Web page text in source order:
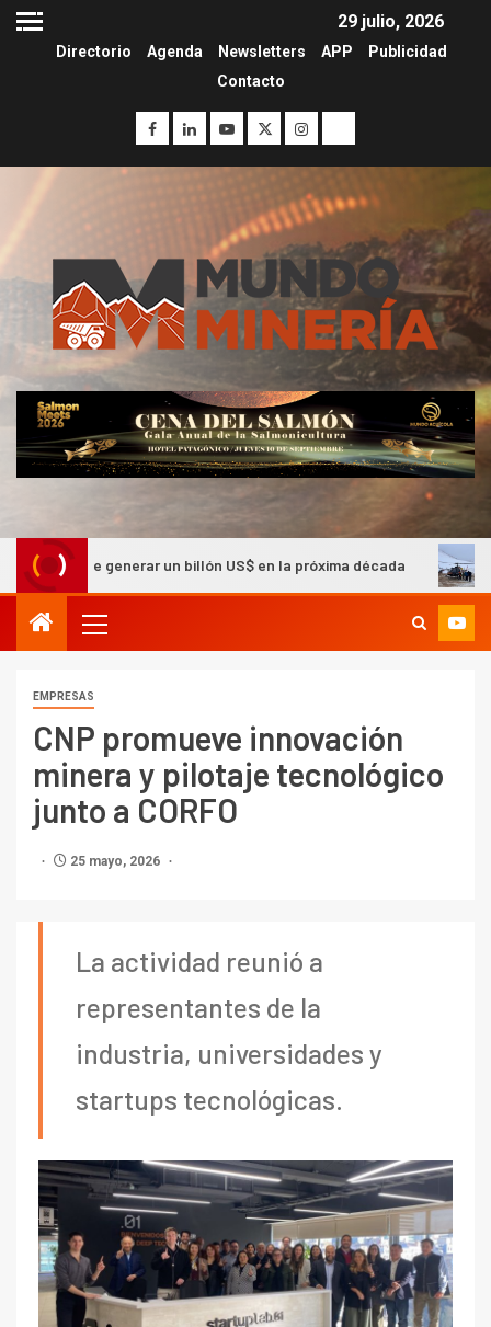
29 julio, 2026
Directorio Agenda Newsletters APP
Publicidad
Contacto
un billón US$ en la próxima década Barrick Chile
EMPRESAS
CNP promueve innovación
minera y pilotaje tecnológico
junto a CORFO
25 mayo, 2026
La actividad reunió a
representantes de la
industria, universidades y
startups tecnológicas.